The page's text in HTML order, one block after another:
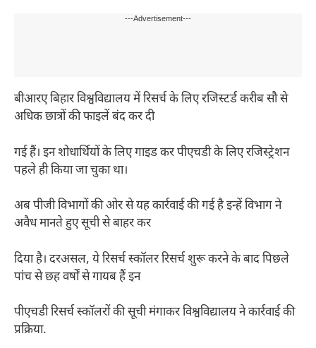
---Advertisement---
बीआरए बिहार विश्वविद्यालय में रिसर्च के लिए रजिस्टर्ड करीब सौ से
अधिक छात्रों की फाइलें बंद कर दी
गई हैं। इन शोधार्थियों के लिए गाइड कर पीएचडी के लिए रजिस्ट्रेशन
पहले ही किया जा चुका था।
अब पीजी विभागों की ओर से यह कार्रवाई की गई है इन्हें विभाग ने
अवैध मानते हुए सूची से बाहर कर
दिया है। दरअसल, ये रिसर्च स्कॉलर रिसर्च शुरू करने के बाद पिछले
पांच से छह वर्षों से गायब हैं इन
पीएचडी रिसर्च स्कॉलरों की सूची मंगाकर विश्वविद्यालय ने कार्रवाई की
प्रक्रिया.